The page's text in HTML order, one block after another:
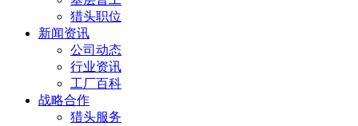
猎头职位
新闻资讯
公司动态
行业资讯
工厂百科
战略合作
猎头服务